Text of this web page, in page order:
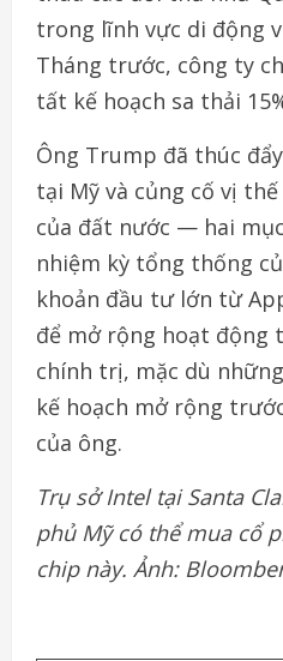
trong lĩnh vực di động
Tháng trước, công ty
tất kế hoạch sa thải
Ông Trump đã thúc
tại Mỹ và củng cố vị
của đất nước — hai
nhiệm kỳ tổng thống
khoản đầu tư lớn từ
để mở rộng hoạt động
chính trị, mặc dù
kế hoạch mở rộng
của ông.
Trụ sở Intel tại Santa
phủ Mỹ có thể mua cổ
chip này. Ảnh: